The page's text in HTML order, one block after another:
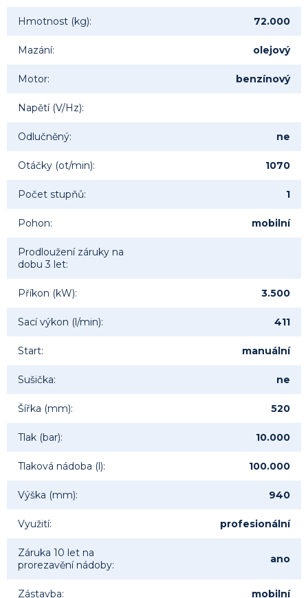
Hmotnost (kg): 72.000
Mazání: olejový
Motor: benzínový
Napětí (V/Hz):
Odlučněný: ne
Otáčky (ot/min): 1070
Počet stupňů: 1
Pohon: mobilní
Prodloužení záruky na
dobu 3 let:
Příkon (kW): 3.500
Sací výkon (l/min): 411
Start: manuální
Sušička: ne
Šířka (mm): 520
Tlak (bar): 10.000
Tlaková nádoba (l): 100.000
Výška (mm): 940
Využití: profesionální
Záruka 10 let na
prorezavění nádoby: ano
Zástavba: mobilní